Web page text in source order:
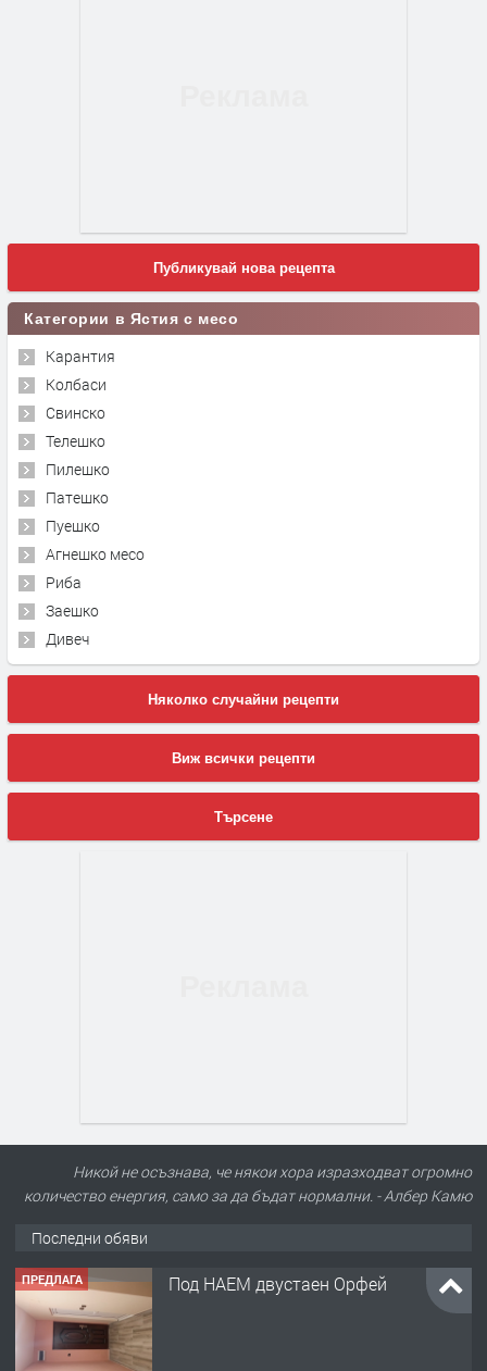
Публикувай нова рецепта
Категории в Ястия с месо
Карантия
Колбаси
Свинско
Телешко
Пилешко
Патешко
Пуешко
Агнешко месо
Риба
Заешко
Дивеч
Няколко случайни рецепти
Виж всички рецепти
Търсене
Никой не осъзнава, че някои хора изразходват огромно
количество енергия, само за да бъдат нормални. - Албер Камю
Последни обяви
ПРЕДЛАГА Под НАЕМ двустаен Орфей